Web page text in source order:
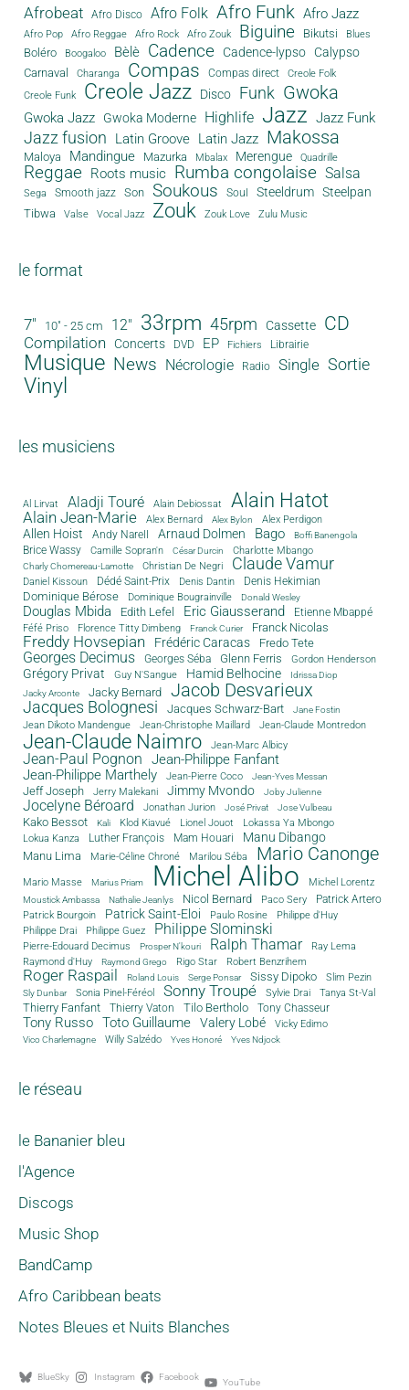
Afrobeat Afro Disco Afro Folk Afro Funk Afro Jazz
Afro Pop Afro Reggae Afro Rock Afro Zouk Biguine Bikutsi Blues
Boléro Boogaloo Bèlè Cadence Cadence-lypso Calypso
Carnaval Charanga Compas Compas direct
Creole Folk
Creole Funk
Creole Jazz Disco Funk Gwoka
Gwoka Jazz Gwoka Moderne Highlife Jazz Jazz Funk
Jazz fusion Latin Groove Latin Jazz Makossa
Maloya Mandingue Mazurka Mbalax Merengue Quadrille
Reggae Roots music Rumba congolaise Salsa
Sega Smooth jazz Son Soukous Soul Steeldrum Steelpan
Tibwa Valse Vocal Jazz Zouk Zouk Love Zulu Music
le format
7" 10" - 25 cm 12" 33rpm 45rpm Cassette CD
Compilation Concerts DVD EP Fichiers Librairie
Musique News Nécrologie Radio Single Sortie
Vinyl
les musiciens
Al Lirvat Aladji Touré Alain Debiossat Alain Hatot
Alain Jean-Marie Alex Bernard Alex Bylon Alex Perdigon
Allen Hoist Andy Narell Arnaud Dolmen Bago Boffi Banengola
Brice Wassy Camille Sopran'n César Durcin Charlotte Mbango
Charly Chomereau-Lamotte Christian De Negri Claude Vamur
Daniel Kissoun Dédé Saint-Prix Denis Dantin Denis Hekimian
Dominique Bérose Dominique Bougrainville Donald Wesley
Douglas Mbida Edith Lefel Eric Giausserand Etienne Mbappé
Féfé Priso Florence Titty Dimbeng Franck Curier Franck Nicolas
Freddy Hovsepian Frédéric Caracas Fredo Tete
Georges Decimus Georges Séba Glenn Ferris Gordon Henderson
Grégory Privat Guy N'Sangue Hamid Belhocine
Idrissa Diop
Jacky Arconte
Jacky Bernard Jacob Desvarieux
Jacques Bolognesi Jacques Schwarz-Bart Jane Fostin
Jean Dikoto Mandengue Jean-Christophe Maillard Jean-Claude Montredon
Jean-Claude Naimro Jean-Marc Albicy
Jean-Paul Pognon
Jean-Philippe Fanfant
Jean-Philippe Marthely
Jean-Pierre Coco Jean-Yves Messan
Jeff Joseph Jerry Malekani Jimmy Mvondo Joby Julienne
Jocelyne Béroard Jonathan Jurion José Privat Jose Vulbeau
Kako Bessot Kali Klod Kiavué Lionel Jouot
Lokassa Ya Mbongo
Lokua Kanza
Luther François Mam Houari Manu Dibango
Manu Lima Marie-Céline Chroné Marilou Séba Mario Canonge
Mario Masse Marius Priam Michel Alibo Michel Lorentz
Moustick Ambassa Nathalie Jeanlys Nicol Bernard Paco Sery
Patrick Artero
Patrick Bourgoin
Patrick Saint-Eloi Paulo Rosine
Philippe d'Huy
Philippe Drai
Philippe Guez Philippe Slominski
Pierre-Edouard Decimus Prosper N'kouri Ralph Thamar
Ray Lema
Raymond d'Huy
Raymond Grego Rigo Star Robert Benzrihem
Roger Raspail Roland Louis Serge Ponsar Sissy Dipoko Slim Pezin
Sly Dunbar Sonia Pinel-Féréol Sonny Troupé Sylvie Drai Tanya St-Val
Thierry Fanfant Thierry Vaton Tilo Bertholo Tony Chasseur
Tony Russo Toto Guillaume Valery Lobé Vicky Edimo
Vico Charlemagne Willy Salzédo Yves Honoré Yves Ndjock
le réseau
le Bananier bleu
l'Agence
Discogs
Music Shop
BandCamp
Afro Caribbean beats
Notes Bleues et Nuits Blanches
BlueSky Instagram Facebook YouTube